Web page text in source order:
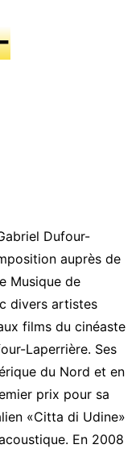
Dufour-
auprès de
Musique de
divers artistes
films du cinéaste
Laperrière. Ses
du Nord et en
prix pour sa
«Citta di Udine»
En 2008